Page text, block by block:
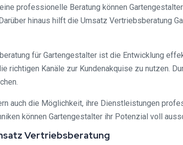
professionelle Beratung können
hinaus hilft die Umsatz Vertriebsberatung
für Gartengestalter ist die Entwicklung
richtigen Kanäle zur Kundenakquise zu nutzen.
auch die Möglichkeit, ihre Dienstleistungen
können Gartengestalter ihr Potenzial voll
Vertriebsberatung